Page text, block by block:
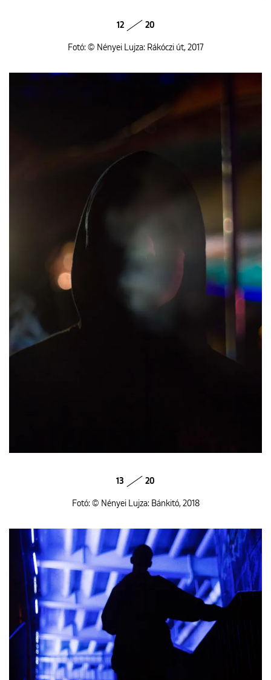
12 20
Fotó: © Nényei Lujza: Rákóczi út, 2017
13 20
Fotó: © Nényei Lujza: Bánkitó, 2018